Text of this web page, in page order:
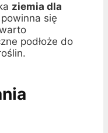
ziemia dla
się
podłoże do